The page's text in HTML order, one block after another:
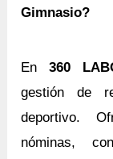
Gimnasio?
En 360
gestión de
deportivo.
nóminas,